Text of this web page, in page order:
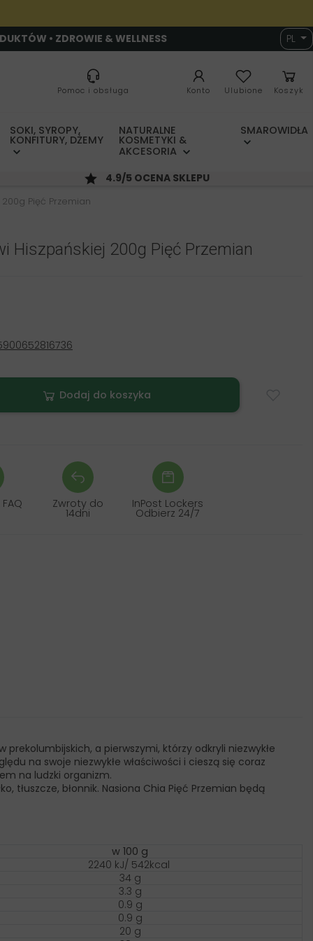
• ZDROWIE & WELLNESS PL
Pomoc i obsługa Konto Ulubione Koszyk
SOKI, SYROPY,
KONFITURY, DŻEMY
NATURALNE
KOSMETYKI &
AKCESORIA
SMAROWIDŁA
4.9/5 OCENA SKLEPU
Pięć Przemian
Hiszpańskiej 200g Pięć Przemian
Dodaj do koszyka
Zwroty do
14dni
InPost Lockers
Odbierz 24/7
a pierwszymi, którzy odkryli niezwykłe
na swoje niezwykłe właściwości i cieszą się coraz
na ludzki organizm.
tłuszcze, błonnik. Nasiona Chia Pięć Przemian będą
w 100 g
2240 kJ/ 542kcal
34 g
3.3 g
0.9 g
0.9 g
20 g